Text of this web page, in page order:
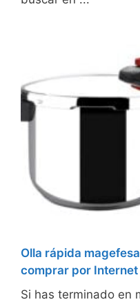
Olla rápida
comprar por Internet
Si has terminado en